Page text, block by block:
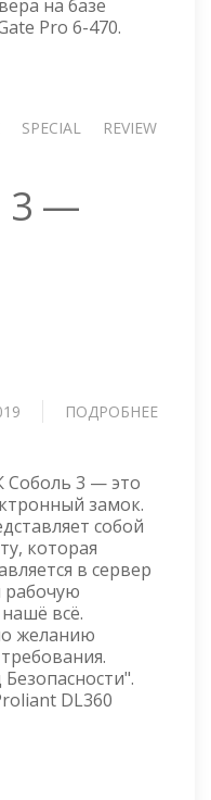
на базе
Pro 6-470.
SPECIAL
REVIEW
3 —
ПОДРОБНЕЕ
Соболь 3 — это
замок.
собой
которая
в сервер
рабочую
всё.
желанию
DL360